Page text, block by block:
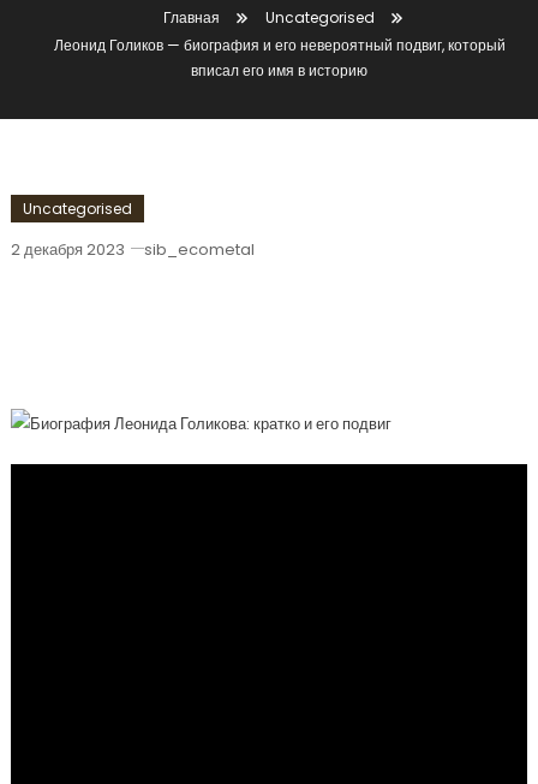
Главная
Uncategorised
Леонид Голиков — биография и его невероятный подвиг, который
вписал его имя в историю
Uncategorised
2 декабря 2023 sib_ecometal